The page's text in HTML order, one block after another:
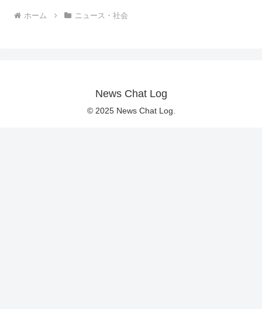
ホーム ニュース・社会
News Chat Log
© 2025 News Chat Log.